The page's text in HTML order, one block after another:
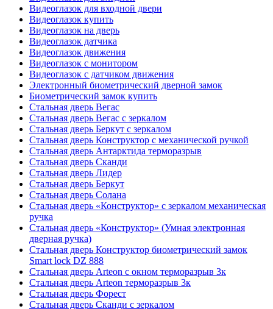
Видеоглазок для входной двери
Видеоглазок купить
Видеоглазок на дверь
Видеоглазок датчика
Видеоглазок движения
Видеоглазок с монитором
Видеоглазок с датчиком движения
Электронный биометрический дверной замок
Биометрический замок купить
Стальная дверь Вегас
Стальная дверь Вегас с зеркалом
Стальная дверь Беркут с зеркалом
Стальная дверь Конструктор с механической ручкой
Стальная дверь Антарктида терморазрыв
Стальная дверь Сканди
Стальная дверь Лидер
Стальная дверь Беркут
Стальная дверь Солана
Стальная дверь «Конструктор» с зеркалом механическая
ручка
Стальная дверь «Конструктор» (Умная электронная
дверная ручка)
Стальная дверь Конструктор биометрический замок
Smart lock DZ 888
Стальная дверь Arteon с окном терморазрыв 3к
Стальная дверь Arteon терморазрыв 3к
Стальная дверь Форест
Стальная дверь Сканди с зеркалом